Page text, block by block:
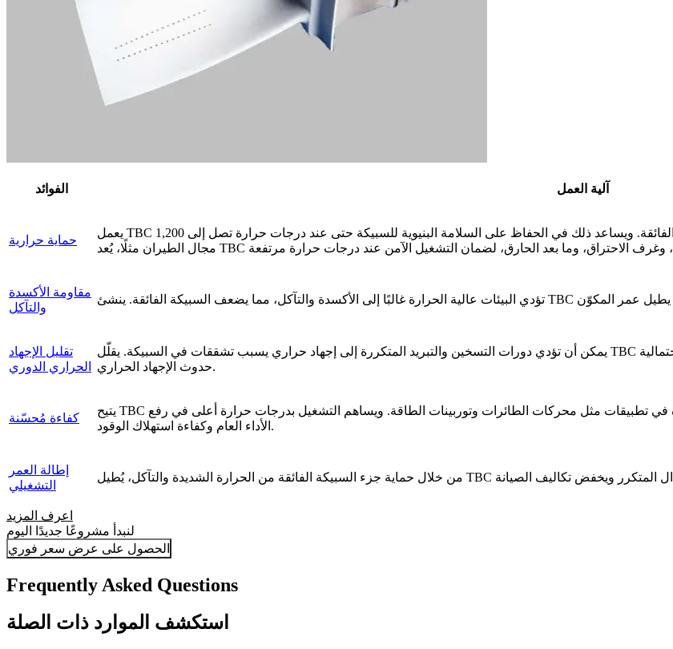
الفوائد آلية العمل
حماية حرارية
يعمل TBC كطبقة عازلة تقلّل الحرارة التي تصل إلى جزء السبيكة الفائقة. ويساعد ذلك في الحفاظ على السلامة البنيوية للسبيكة حتى عند درجات حرارة تصل إلى 1,200°C (2,192°F). وفي
مقاومة الأكسدة
والتآكل
تقليل الإجهاد
الحراري الدوري
يمكن أن تؤدي دورات التسخين والتبريد المتكررة إلى إجهاد حراري يسبب تشققات في السبيكة. يقلّل TBC من تقلبات درجات الحرارة التي يتعرض لها المعدن الأساسي، ما يخفض احتمالية
حدوث الإجهاد الحراري.
كفاءة مُحسّنة
يتيح TBC تشغيل المحركات والتوربينات عند درجات حرارة أعلى، ما يحسّن الكفاءة في تطبيقات مثل محركات الطائرات وتوربينات الطاقة. ويساهم التشغيل بدرجات حرارة أعلى في رفع
الأداء العام وكفاءة استهلاك الوقود.
إطالة العمر
التشغيلي
اعرف المزيد
لنبدأ مشروعًا جديدًا اليوم
الحصول على عرض سعر فوري
Frequently Asked Questions
استكشف الموارد ذات الصلة